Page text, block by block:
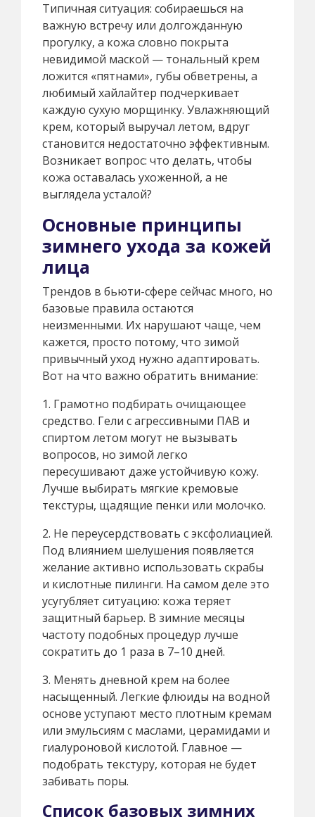
Типичная ситуация: собираешься на
важную встречу или долгожданную
прогулку, а кожа словно покрыта
невидимой маской — тональный крем
ложится «пятнами», губы обветрены, а
любимый хайлайтер подчеркивает
каждую сухую морщинку. Увлажняющий
крем, который выручал летом, вдруг
становится недостаточно эффективным.
Возникает вопрос: что делать, чтобы
кожа оставалась ухоженной, а не
выглядела усталой?
Основные принципы
зимнего ухода за кожей
лица
Трендов в бьюти-сфере сейчас много, но
базовые правила остаются
неизменными. Их нарушают чаще, чем
кажется, просто потому, что зимой
привычный уход нужно адаптировать.
Вот на что важно обратить внимание:
1. Грамотно подбирать очищающее
средство. Гели с агрессивными ПАВ и
спиртом летом могут не вызывать
вопросов, но зимой легко
пересушивают даже устойчивую кожу.
Лучше выбирать мягкие кремовые
текстуры, щадящие пенки или молочко.
2. Не переусердствовать с эксфолиацией.
Под влиянием шелушения появляется
желание активно использовать скрабы
и кислотные пилинги. На самом деле это
усугубляет ситуацию: кожа теряет
защитный барьер. В зимние месяцы
частоту подобных процедур лучше
сократить до 1 раза в 7–10 дней.
3. Менять дневной крем на более
насыщенный. Легкие флюиды на водной
основе уступают место плотным кремам
или эмульсиям с маслами, церамидами и
гиалуроновой кислотой. Главное —
подобрать текстуру, которая не будет
забивать поры.
Список базовых зимних